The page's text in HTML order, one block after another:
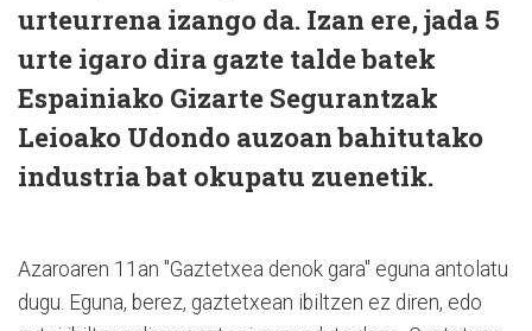
urteurrena izango da. Izan ere, jada 5
urte igaro dira gazte talde batek
Espainiako Gizarte Segurantzak
Leioako Udondo auzoan bahitutako
industria bat okupatu zuenetik.
Azaroaren 11an "Gaztetxea denok gara" eguna antolatu
dugu. Eguna, berez, gaztetxean ibiltzen ez diren, edo